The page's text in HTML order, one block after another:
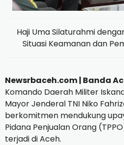
Haji Uma Silaturahmi
Situasi Keamanan dan
Newsrbaceh.com | Banda
Komando Daerah Militer
Mayor Jenderal TNI Niko
berkomitmen mendukung
Pidana Penjualan Orang
terjadi di Aceh.